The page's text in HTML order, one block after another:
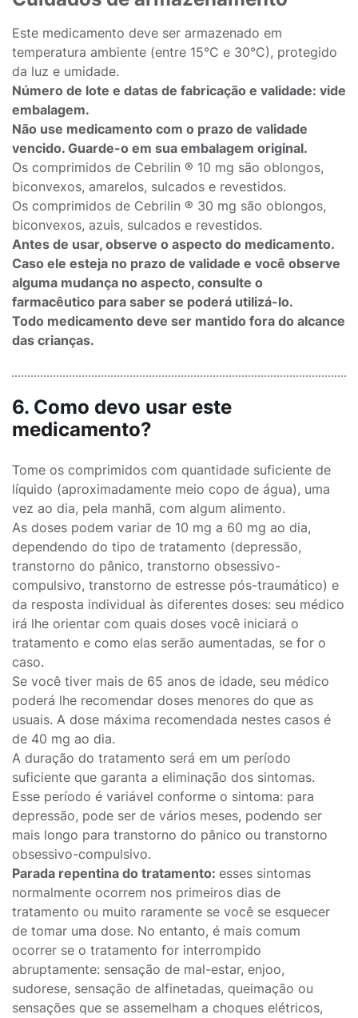
Este medicamento deve ser armazenado em
temperatura ambiente (entre 15°C e 30°C), protegido
da luz e umidade.
Número de lote e datas de fabricação e validade: vide
embalagem.
Não use medicamento com o prazo de validade
vencido. Guarde-o em sua embalagem original.
Os comprimidos de Cebrilin ® 10 mg são oblongos,
biconvexos, amarelos, sulcados e revestidos.
Os comprimidos de Cebrilin ® 30 mg são oblongos,
biconvexos, azuis, sulcados e revestidos.
Antes de usar, observe o aspecto do medicamento.
Caso ele esteja no prazo de validade e você observe
alguma mudança no aspecto, consulte o
farmacêutico para saber se poderá utilizá-lo.
Todo medicamento deve ser mantido fora do alcance
das crianças.
6. Como devo usar este
medicamento?
Tome os comprimidos com quantidade suficiente de
líquido (aproximadamente meio copo de água), uma
vez ao dia, pela manhã, com algum alimento.
As doses podem variar de 10 mg a 60 mg ao dia,
dependendo do tipo de tratamento (depressão,
transtorno do pânico, transtorno obsessivo-
compulsivo, transtorno de estresse pós-traumático) e
da resposta individual às diferentes doses: seu médico
irá lhe orientar com quais doses você iniciará o
tratamento e como elas serão aumentadas, se for o
caso.
Se você tiver mais de 65 anos de idade, seu médico
poderá lhe recomendar doses menores do que as
usuais. A dose máxima recomendada nestes casos é
de 40 mg ao dia.
A duração do tratamento será em um período
suficiente que garanta a eliminação dos sintomas.
Esse período é variável conforme o sintoma: para
depressão, pode ser de vários meses, podendo ser
mais longo para transtorno do pânico ou transtorno
obsessivo-compulsivo.
Parada repentina do tratamento: esses sintomas
normalmente ocorrem nos primeiros dias de
tratamento ou muito raramente se você se esquecer
de tomar uma dose. No entanto, é mais comum
ocorrer se o tratamento for interrompido
abruptamente: sensação de mal-estar, enjoo,
sudorese, sensação de alfinetadas, queimação ou
sensações que se assemelham a choques elétricos,